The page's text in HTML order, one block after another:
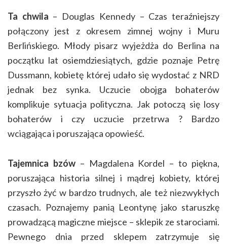
Ta chwila – Douglas Kennedy – Czas teraźniejszy
połączony jest z okresem zimnej wojny i Muru
Berlińskiego. Młody pisarz wyjeżdża do Berlina na
początku lat osiemdziesiątych, gdzie poznaje Petrę
Dussmann, kobietę której udało się wydostać z NRD
jednak bez synka. Uczucie obojga bohaterów
komplikuje sytuacja polityczna. Jak potoczą się losy
bohaterów i czy uczucie przetrwa ? Bardzo
wciągająca i poruszająca opowieść.
Tajemnica bzów– Magdalena Kordel – to piękna,
poruszająca historia silnej i mądrej kobiety, której
przyszło żyć w bardzo trudnych, ale też niezwykłych
czasach. Poznajemy panią Leontynę jako staruszkę
prowadzącą magiczne miejsce – sklepik ze starociami.
Pewnego dnia przed sklepem zatrzymuje się